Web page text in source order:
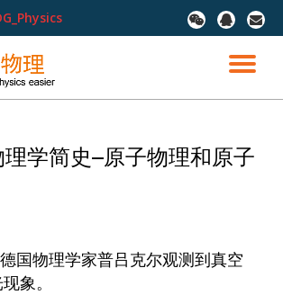
fa-
wechat
fa-
qq
fa-
切
导
学简史–原子物理和原子
国物理学家普吕克尔观测到真空
象。